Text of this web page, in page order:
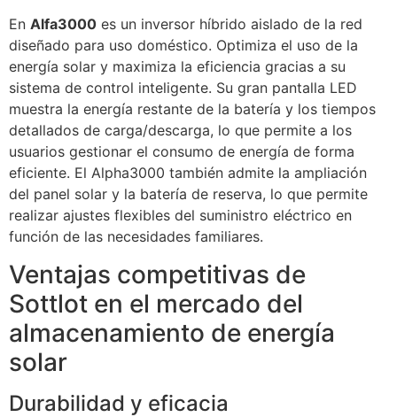
En Alfa3000 es un inversor híbrido aislado de la red
diseñado para uso doméstico. Optimiza el uso de la
energía solar y maximiza la eficiencia gracias a su
sistema de control inteligente. Su gran pantalla LED
muestra la energía restante de la batería y los tiempos
detallados de carga/descarga, lo que permite a los
usuarios gestionar el consumo de energía de forma
eficiente. El Alpha3000 también admite la ampliación
del panel solar y la batería de reserva, lo que permite
realizar ajustes flexibles del suministro eléctrico en
función de las necesidades familiares.
Ventajas competitivas de
Sottlot en el mercado del
almacenamiento de energía
solar
Durabilidad y eficacia